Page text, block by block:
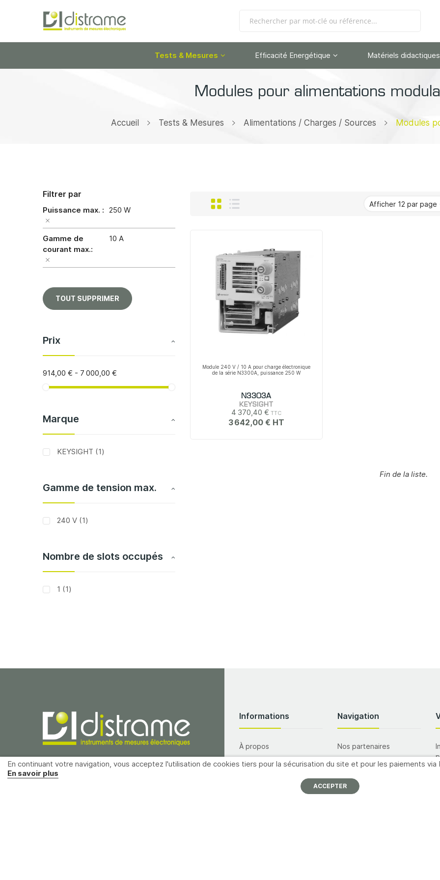
En continuant votre navigation, vous acceptez l'utilisation de cookies tiers pour la sécurisation du site et pour les paiements via
En savoir plus
ACCEPTER
Tests & Mesures Efficacité Energétique Matériels didactiques
Modules pour alimentations
Accueil Tests & Mesures Alimentations / Charges / Sources Modules
Grille
Module 240 V / 10 A pour charge électronique
de la série N3300A, puissance 250 W
N3303A
KEYSIGHT
4 370,40 €
3 642,00 €
Fin de la liste.
Filtrer par
Puissance max. 250 W
Gamme de
courant max.
10 A
TOUT SUPPRIMER
Prix
914,00 € - 7 000,00 €
Marque
KEYSIGHT 1article
Gamme de tension max.
240 V 1article
Nombre de slots occupés
1 1article
Distrame SAS
Informations
À propos
Nous contacter
Conditions générales de
Navigation
Nos partenaires
Promotions
Catalogues
Formations